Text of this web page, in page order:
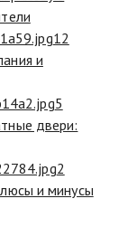
12
и
5
двери:
2
и минусы